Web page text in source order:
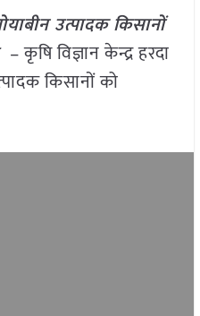
उत्पादक किसानों
– कृषि विज्ञान केन्द्र हरदा
किसानों को